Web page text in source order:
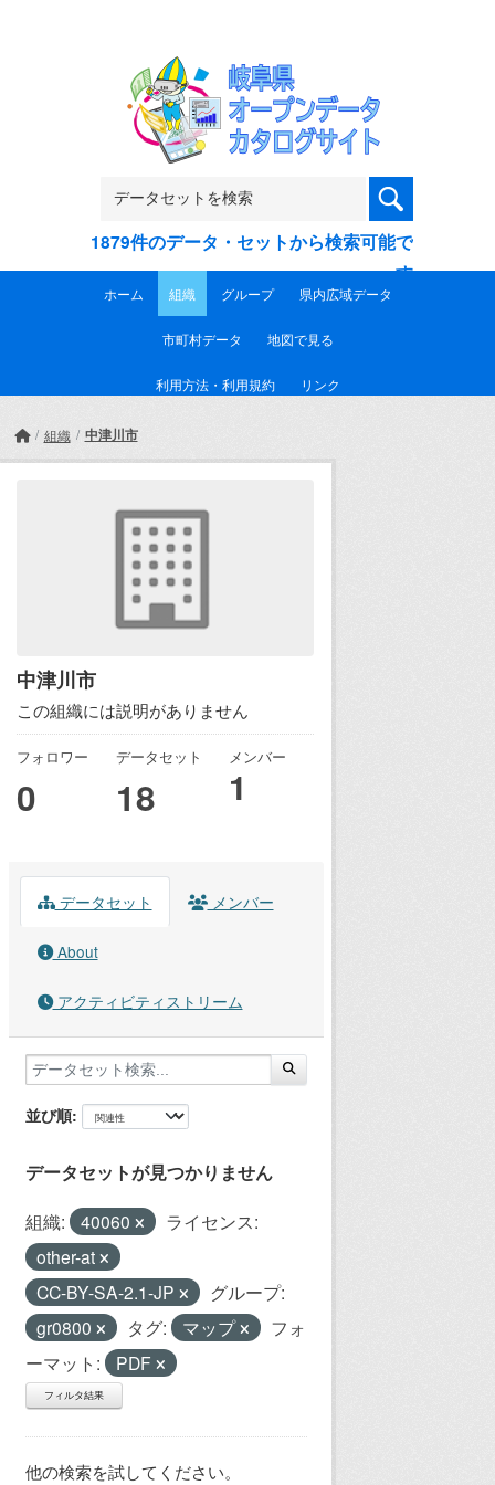
1879件のデータ・セットから検索可能で
す
ホーム 組織 グループ 県内広域データ
市町村データ 地図で見る
利用方法・利用規約 リンク
組織 中津川市
中津川市
この組織には説明がありません
フォロワー
0
データセット
18
メンバー
1
データセット メンバー
About
アクティビティストリーム
並び順
データセットが見つかりません
組織: 40060
ライセンス:
other-at
CC-BY-SA-2.1-JP
グループ:
gr0800
タグ: マップ
フォ
ーマット:
PDF
フィルタ結果
他の検索を試してください。